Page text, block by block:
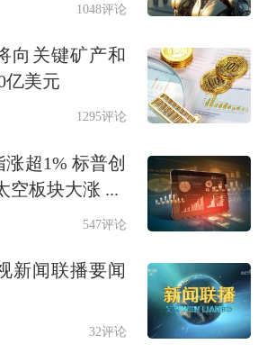
1048评论
向关键矿产和
亿美元
1295评论
超1% 标普创
空板块大涨 ...
547评论
新闻联播要闻
32评论